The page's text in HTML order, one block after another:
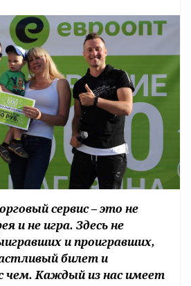
сервис – это не
и не игра. Здесь не
и проигравших,
билет и
чем. Каждый из нас имеет